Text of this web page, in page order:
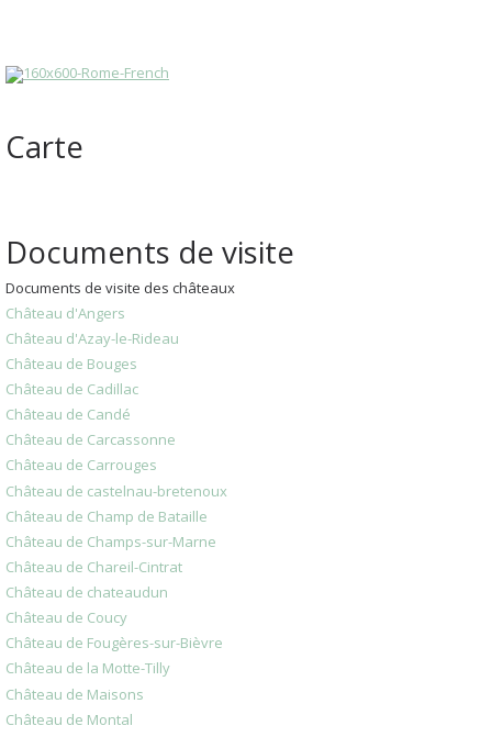
Carte
Documents de visite
Documents de visite des châteaux
Château d'Angers
Château d'Azay-le-Rideau
Château de Bouges
Château de Cadillac
Château de Candé
Château de Carcassonne
Château de Carrouges
Château de castelnau-bretenoux
Château de Champ de Bataille
Château de Champs-sur-Marne
Château de Chareil-Cintrat
Château de chateaudun
Château de Coucy
Château de Fougères-sur-Bièvre
Château de la Motte-Tilly
Château de Maisons
Château de Montal